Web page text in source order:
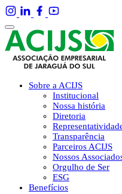
Sobre a ACIJS
Institucional
Nossa história
Diretoria
Transparência
Parceiros ACIJS
Nossos
Orgulho de Ser
ESG
Benefícios